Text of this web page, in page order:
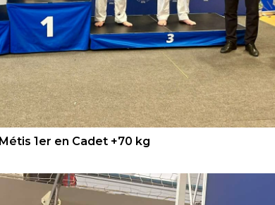
Métis 1er en Cadet +70 kg